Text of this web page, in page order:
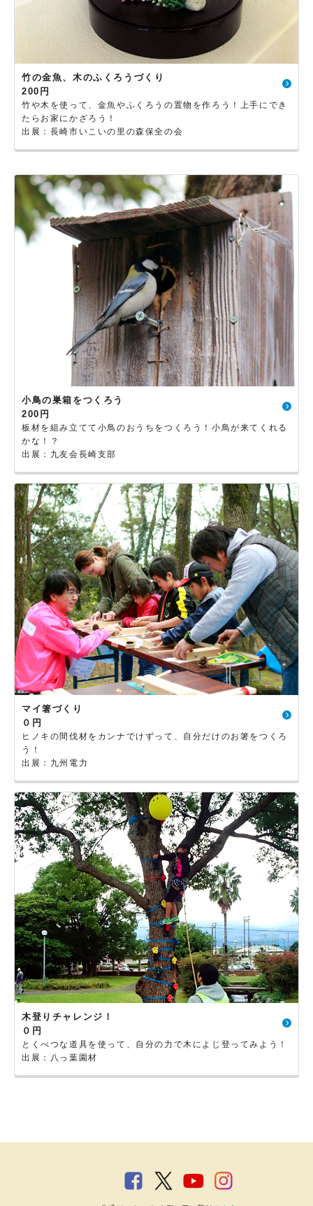
竹の金魚、木のふくろうづくり
200円
竹や木を使って、金魚やふくろうの置物を作ろう！上手にでき
たらお家にかざろう！
出展：長崎市いこいの里の森保全の会
小鳥の巣箱をつくろう
200円
板材を組み立てて小鳥のおうちをつくろう！小鳥が来てくれる
かな！？
出展：九友会長崎支部
マイ箸づくり
０円
ヒノキの間伐材をカンナでけずって、自分だけのお箸をつくろ
う！
出展：九州電力
木登りチャレンジ！
０円
とくべつな道具を使って、自分の力で木によじ登ってみよう！
出展：八っ葉園材